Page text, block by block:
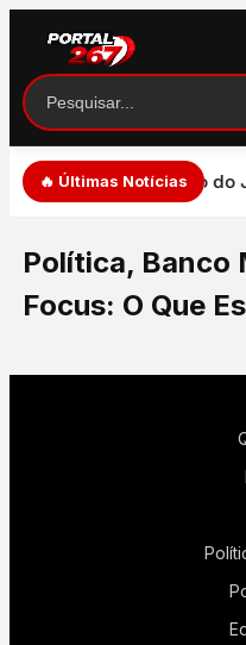
🔥 Últimas Notícias
expressão e atuação do
Política, Banco
Focus: O Que